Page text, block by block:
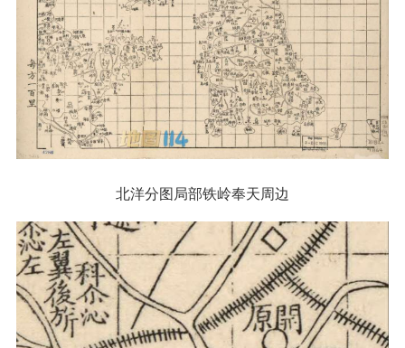
北洋分图局部铁岭奉天周边